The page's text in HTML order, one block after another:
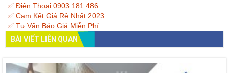
✅ Điện Thoại 0903.181.486
✅ Cam Kết Giá Rẻ Nhất 2023
✅ Tư Vấn Báo Giá Miễn Phí
BÀI VIẾT LIÊN QUAN